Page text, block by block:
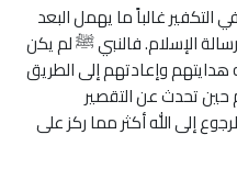
غالباً ما يهمل البعد
الإسلام. فالنبي ﷺ لم يكن
وإعادتهم إلى الطريق
حين تحدث عن التقصير
إلى الله أكثر مما ركز على